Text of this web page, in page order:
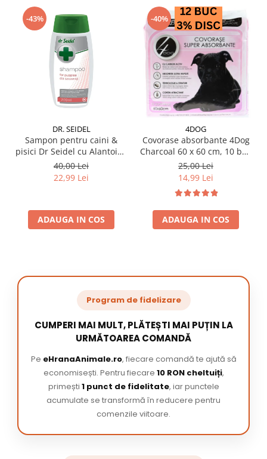
-43%
DR. SEIDEL
Sampon pentru caini &
pisici Dr Seidel cu Alantoina
220 ml
40,00 Lei
22,99 Lei
ADAUGA IN COS
-40%
4DOG
Covorase absorbante 4Dog
Charcoal 60 x 60 cm, 10 buc
/ pachet
25,00 Lei
14,99 Lei
ADAUGA IN COS
Program de fidelizare
CUMPERI MAI MULT, PLĂTEȘTI MAI PUȚIN LA
URMĂTOAREA COMANDĂ
Pe eHranaAnimale.ro, fiecare comandă te ajută să
economisești. Pentru fiecare 10 RON cheltuiți,
primești 1 punct de fidelitate, iar punctele
acumulate se transformă în reducere pentru
comenzile viitoare.